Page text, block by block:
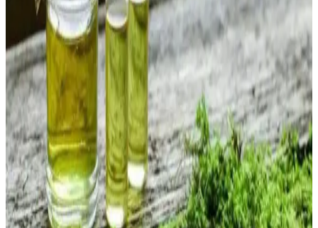
Cildi soyan yosun maskesi, doğal özleriyle ölü deriyi nazikçe
arındırır, cildi nemlendirir ve yeniler. Düzenli kullanımda cilt tonu
eşitlenir, gözenekler temizlenir ve antioksidan koruma sağlanır.
2025'te Yosun Sabunu ile Cildinizde Doğal
Canlanmanın 5 Sırrı
Yosun sabunu ile cildinizi derinlemesine nemlendirin ve sorunlardan
kurtulun. Doğal bakımın faydalarını hemen keşfedin! Hemen
inceleyin.
2025'te Yosun Sabunu ile Cildinizde Doğal Devrim:
Sağlıklı Parlaklık
Yosun sabunu ile cildinizi derinlemesine temizleyin ve doğal
güzelliğinizi ortaya çıkarın. Hemen keşfedin!